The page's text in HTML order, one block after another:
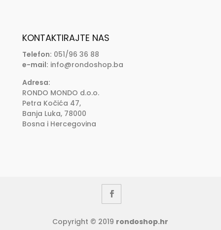
KONTAKTIRAJTE NAS
Telefon: 051/96 36 88
e-mail: info@rondoshop.ba
Adresa:
RONDO MONDO d.o.o.
Petra Kočića 47,
Banja Luka, 78000
Bosna i Hercegovina
Copyright © 2019 rondoshop.hr